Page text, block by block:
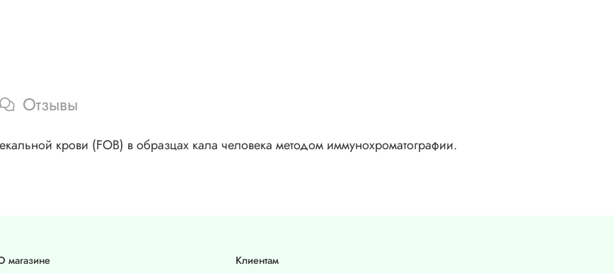
Отзывы
крови (FOB) в образцах кала человека методом иммунохроматографии.
магазине Клиентам